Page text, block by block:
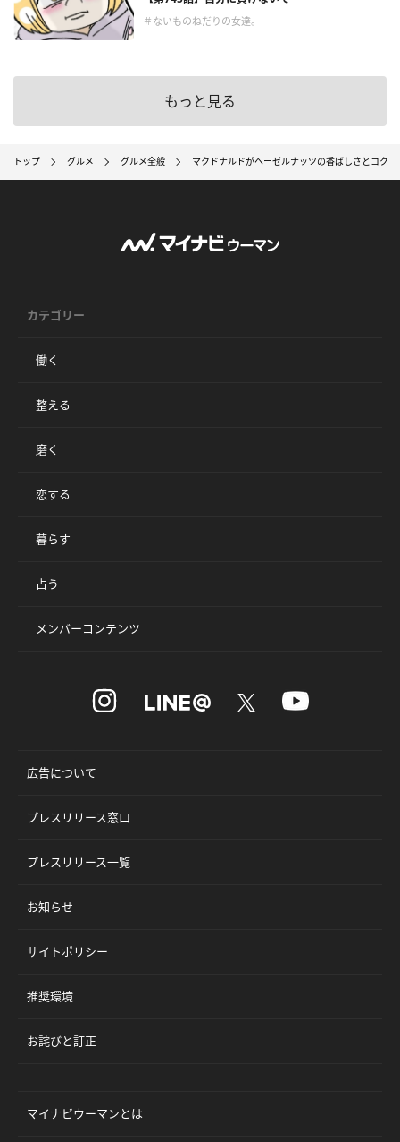
＃ないものねだりの女達。
もっと見る
トップ グルメ グルメ全般 マクドナルドがヘーゼルナッツの香ばしさとコク
カテゴリー
働く
整える
磨く
恋する
暮らす
占う
メンバーコンテンツ
広告について
プレスリリース窓口
プレスリリース一覧
お知らせ
サイトポリシー
推奨環境
お詫びと訂正
マイナビウーマンとは